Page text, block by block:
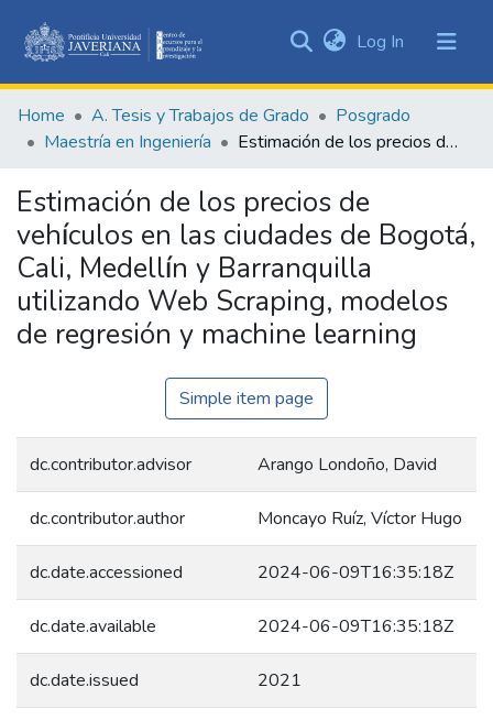
&
Collections
Statistics
Log In (current)
Home A. Tesis y Trabajos de Grado
Posgrado
Maestría en Ingeniería
Estimación de los precios de vehı́culos en las ciudades de Bogotá, Cali, Medellı́n y Barranquilla utilizando Web Scraping, modelos de regresión y machine learning
Estimación de los precios de
vehı́culos en las ciudades de Bogotá,
Cali, Medellı́n y Barranquilla
utilizando Web Scraping, modelos
de regresión y machine learning
Simple item page
dc.contributor.advisor Arango Londoño, David
dc.contributor.author Moncayo Ruíz, Víctor Hugo
dc.date.accessioned 2024-06-09T16:35:18Z
dc.date.available 2024-06-09T16:35:18Z
dc.date.issued 2021